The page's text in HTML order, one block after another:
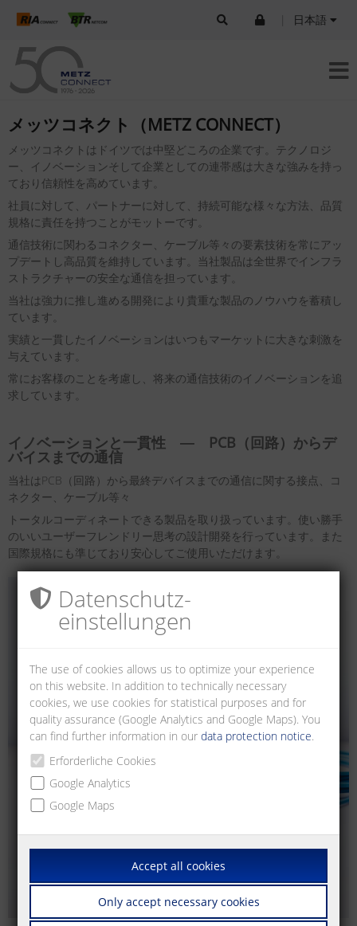
日本語
メッツコネクト（METZ CONNECT）
メッツコネクトはドイツでは中堅どころの企業です。テクノロジ
ー、イノベーションそして企業としての連帯感は大きな強みを持っ
ており信頼性を高めています。
社員に対して、パートナーに対して、持続可能な様々な方法、品質
規格に責任を持つことがモットーです。
通信技術に関わるコネクター、ケーブル等々の要素技術を常にアッ
プデートし高品質を維持しています。当社製品は全世界でインフラ
ストラクチャーの安全な通信を担っています。
当社は強力に推し進める開発により貴重な製品のノウハウを蓄積し
ています。
実績と一貫したイノベーションはいつもマーケットに大きな刺激を
与えています。
常にお客様のことを考慮し、将来の通信技術のイノベーションを追
求しています。
イノベーションと一貫性 ― PCB（回路）からデ
バイスまでの通信
当社はPCB（回路）から最終デバイスまでの通信に関する接点、コ
ネクター、ケーブル等々
トータルコーディネートできる製品を取り扱っています。使い勝手
のいいユーザーフレンドリー思考の設計開発を行っています。また
国際規格にも準じており安心してご使用いただけます。
Datenschutz­
einstellungen
The use of cookies allows us to optimize your experience
on this website. In addition to technically necessary
cookies, we use cookies for statistical purposes and for
quality assurance (Google Analytics and Google Maps). You
can find further information in ourdata protection notice.
Erforderliche Cookies
Google Analytics
Google Maps
Accept all cookies
Only accept necessary cookies